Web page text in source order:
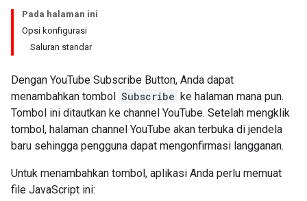
Pada halaman ini
Opsi konfigurasi
Saluran standar
Dengan YouTube Subscribe Button, Anda dapat
menambahkan tombol Subscribe ke halaman mana pun.
Tombol ini ditautkan ke channel YouTube. Setelah mengklik
tombol, halaman channel YouTube akan terbuka di jendela
baru sehingga pengguna dapat mengonfirmasi langganan.
Untuk menambahkan tombol, aplikasi Anda perlu memuat
file JavaScript ini: